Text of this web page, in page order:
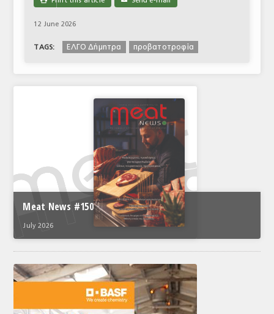
12 June 2026
TAGS: ΕΛΓΟ Δήμητρα προβατοτροφία
Meat News #150
July 2026